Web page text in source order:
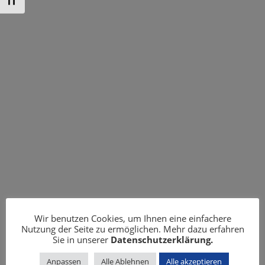
Wir benutzen Cookies, um Ihnen eine einfachere
Nutzung der Seite zu ermöglichen. Mehr dazu erfahren
Sie in unserer Datenschutzerklärung.
Anpassen Alle Ablehnen Alle akzeptieren